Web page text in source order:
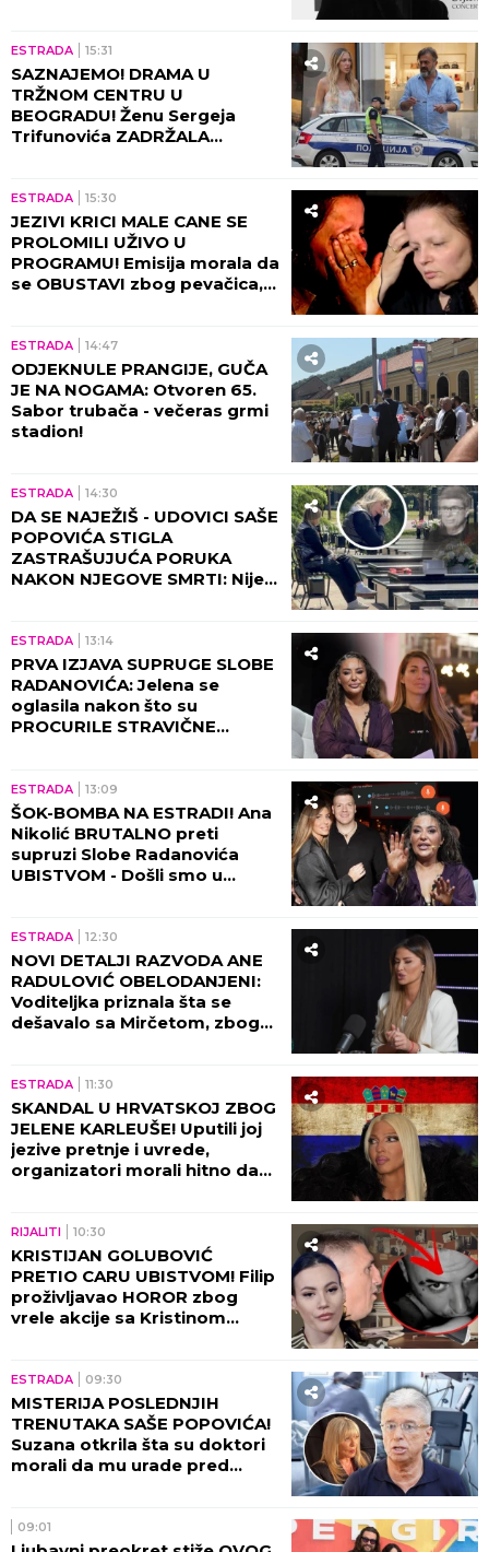
ESTRADA 15:31
SAZNAJEMO! DRAMA U
TRŽNOM CENTRU U
BEOGRADU! Ženu Sergeja
Trifunovića ZADRŽALA
čega!
ESTRADA 15:30
JEZIVI KRICI MALE CANE SE
PROLOMILI UŽIVO U
PROGRAMU! Emisija morala da
se OBUSTAVI zbog pevačica,
ESTRADA 14:47
ODJEKNULE PRANGIJE, GUČA
JE NA NOGAMA: Otvoren 65.
Sabor trubača - večeras grmi
stadion!
ESTRADA 14:30
DA SE NAJEŽIŠ - UDOVICI SAŠE
POPOVIĆA STIGLA
ZASTRAŠUJUĆA PORUKA
NAKON NJEGOVE SMRTI: Nije
ESTRADA 13:14
PRVA IZJAVA SUPRUGE SLOBE
RADANOVIĆA: Jelena se
oglasila nakon što su
PROCURILE STRAVIČNE
ESTRADA 13:09
ŠOK-BOMBA NA ESTRADI! Ana
Nikolić BRUTALNO preti
supruzi Slobe Radanovića
UBISTVOM - Došli smo u
ESTRADA 12:30
NOVI DETALJI RAZVODA ANE
RADULOVIĆ OBELODANJENI:
Voditeljka priznala šta se
dešavalo sa Mirčetom, zbog
ESTRADA 11:30
SKANDAL U HRVATSKOJ ZBOG
JELENE KARLEUŠE! Uputili joj
jezive pretnje i uvrede,
organizatori morali hitno da
RIJALITI 10:30
KRISTIJAN GOLUBOVIĆ
PRETIO CARU UBISTVOM! Filip
proživljavao HOROR zbog
vrele akcije sa Kristinom
ESTRADA 09:30
MISTERIJA POSLEDNJIH
TRENUTAKA SAŠE POPOVIĆA!
Suzana otkrila šta su doktori
morali da mu urade pred
09:01